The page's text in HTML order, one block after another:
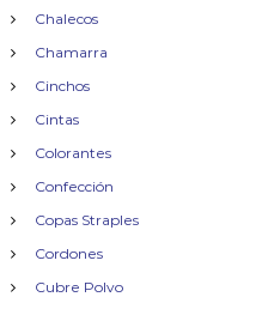
Chalecos
Chamarra
Cinchos
Cintas
Colorantes
Confección
Copas Straples
Cordones
Cubre Polvo